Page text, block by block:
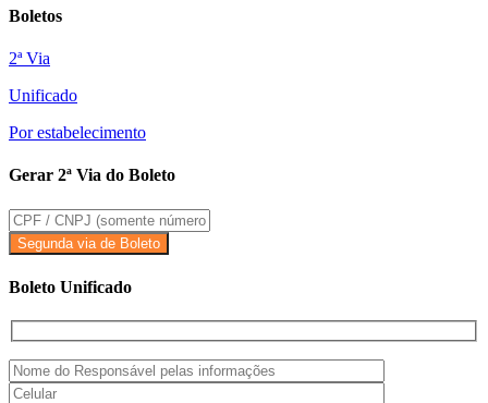
Boletos
2ª Via
Unificado
Por estabelecimento
Gerar 2ª Via do Boleto
Boleto Unificado